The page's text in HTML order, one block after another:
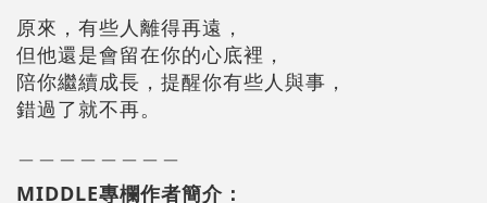
原來，有些人離得再遠，
但他還是會留在你的心底裡，
陪你繼續成長，提醒你有些人與事，
錯過了就不再。
MIDDLE專欄作者簡介：